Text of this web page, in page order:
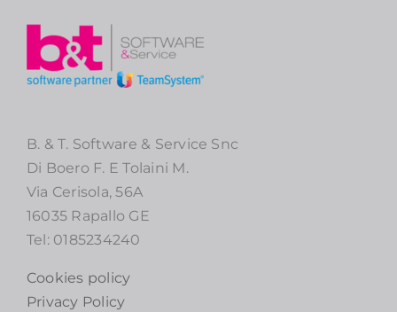
B. & T. Software & Service Snc
Di Boero F. E Tolaini M.
Via Cerisola, 56A
16035 Rapallo GE
Tel: 0185234240
Cookies policy
Privacy Policy